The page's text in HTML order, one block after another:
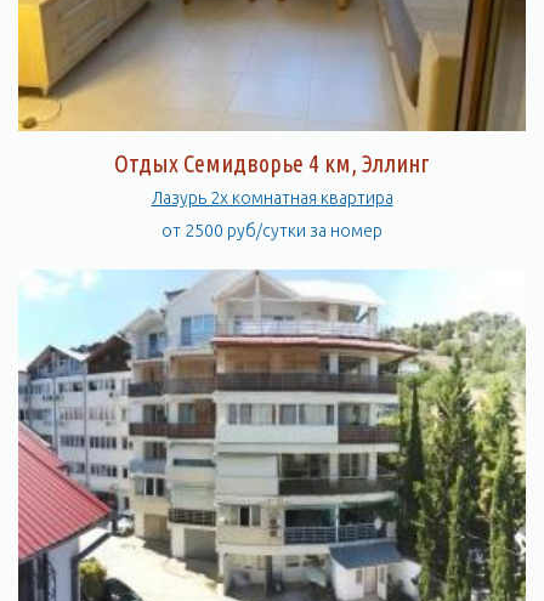
Отдых Семидворье 4 км, Эллинг
Лазурь 2х комнатная квартира
от 2500 руб/сутки за номер